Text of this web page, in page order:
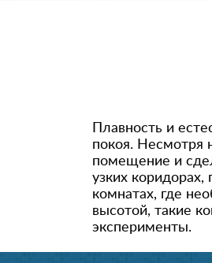
Плавность и
покоя. Несмотря
помещение и
узких
комнатах, где
высотой, такие
эксперименты.